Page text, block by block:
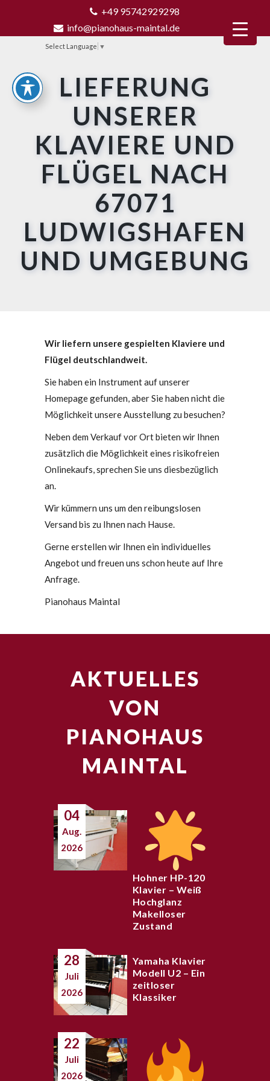
+49 95742929298
info@pianohaus-maintal.de
Select Language ▼
LIEFERUNG
UNSERER
KLAVIERE UND
FLÜGEL NACH
67071
LUDWIGSHAFEN
UND UMGEBUNG
Wir liefern unsere gespielten Klaviere und
Flügel deutschlandweit.
Sie haben ein Instrument auf unserer
Homepage gefunden, aber Sie haben nicht die
Möglichkeit unsere Ausstellung zu besuchen?
Neben dem Verkauf vor Ort bieten wir Ihnen
zusätzlich die Möglichkeit eines risikofreien
Onlinekaufs, sprechen Sie uns diesbezüglich
an.
Wir kümmern uns um den reibungslosen
Versand bis zu Ihnen nach Hause.
Gerne erstellen wir Ihnen ein individuelles
Angebot und freuen uns schon heute auf Ihre
Anfrage.
Pianohaus Maintal
AKTUELLES
VON
PIANOHAUS
MAINTAL
04
Aug.
2026
Hohner HP-120
Klavier – Weiß
Hochglanz
Makelloser
Zustand
28
Juli
2026
Yamaha Klavier
Modell U2 – Ein
zeitloser
Klassiker
22
Juli
2026